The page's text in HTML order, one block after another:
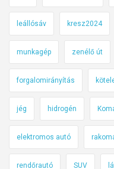
leállósáv kresz2024
munkagép zenélő út
forgalomirányítás
jég hidrogén
elektromos autó
rendőrautó SUV